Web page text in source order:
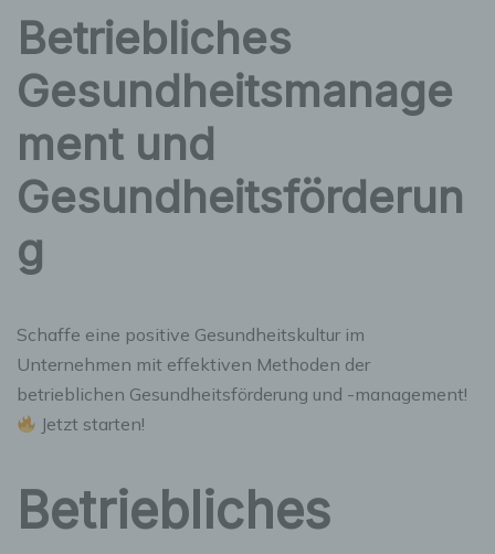
Betriebliches
Gesundheitsmanage
ment und
Gesundheitsförderun
g
Schaffe eine positive Gesundheitskultur im
Unternehmen mit effektiven Methoden der
betrieblichen Gesundheitsförderung und -management!
Jetzt starten!
Betriebliches